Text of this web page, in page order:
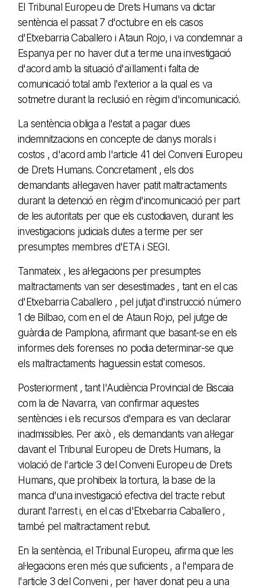
El Tribunal Europeu de Drets Humans va dictar
sentència el passat 7 d'octubre en els casos
d'Etxebarria Caballero i Ataun Rojo, i va condemnar a
Espanya per no haver dut a terme una investigació
d'acord amb la situació d'aïllament i falta de
comunicació total amb l'exterior a la qual es va
sotmetre durant la reclusió en règim d'incomunicació.
La sentència obliga a l'estat a pagar dues
indemnitzacions en concepte de danys morals i
costos , d'acord amb l'article 41 del Conveni Europeu
de Drets Humans. Concretament , els dos
demandants al·legaven haver patit maltractaments
durant la detenció en règim d'incomunicació per part
de les autoritats per que els custodiaven, durant les
investigacions judicials dutes a terme per ser
presumptes membres d'ETA i SEGI.
Tanmateix , les al·legacions per presumptes
maltractaments van ser desestimades , tant en el cas
d'Etxebarria Caballero , pel jutjat d'instrucció número
1 de Bilbao, com en el de Ataun Rojo, pel jutge de
guàrdia de Pamplona, afirmant que basant-se en els
informes dels forenses no podia determinar-se que
els maltractaments haguessin estat comesos.
Posteriorment , tant l'Audiència Provincial de Biscaia
com la de Navarra, van confirmar aquestes
sentències i els recursos d'empara es van declarar
inadmissibles. Per això , els demandants van al·legar
davant el Tribunal Europeu de Drets Humans, la
violació de l'article 3 del Conveni Europeu de Drets
Humans, que prohibeix la tortura, la base de la
manca d'una investigació efectiva del tracte rebut
durant l'arrest i, en el cas d'Etxebarria Caballero ,
també pel maltractament rebut.
En la sentència, el Tribunal Europeu, afirma que les
al·legacions eren més que suficients , a l'empara de
l'article 3 del Conveni , per haver donat peu a una